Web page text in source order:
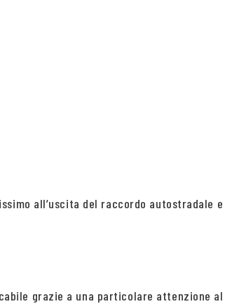
all’uscita del raccordo autostradale e
grazie a una particolare attenzione al